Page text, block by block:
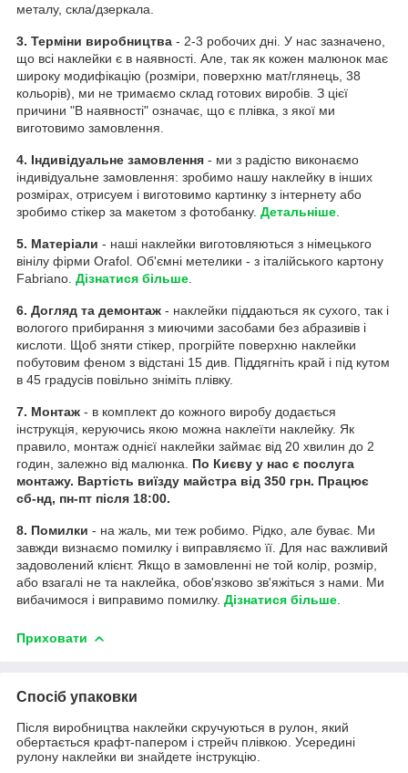
металу, скла/дзеркала.
3. Терміни виробництва - 2-3 робочих дні. У нас зазначено,
що всі наклейки є в наявності. Але, так як кожен малюнок має
широку модифікацію (розміри, поверхню мат/глянець, 38
кольорів), ми не тримаємо склад готових виробів. З цієї
причини "В наявності" означає, що є плівка, з якої ми
виготовимо замовлення.
4. Індивідуальне замовлення - ми з радістю виконаємо
індивідуальне замовлення: зробимо нашу наклейку в інших
розмірах, отрисуем і виготовимо картинку з інтернету або
зробимо стікер за макетом з фотобанку. Детальніше
5. Матеріали - наші наклейки виготовляються з німецького
вінілу фірми Orafol. Об'ємні метелики - з італійського картону
Fabriano. Дізнатися більше
6. Догляд та демонтаж - наклейки піддаються як сухого, так і
вологого прибирання з миючими засобами без абразивів і
кислоти. Щоб зняти стікер, прогрійте поверхню наклейки
побутовим феном з відстані 15 див. Піддягніть край і під кутом
в 45 градусів повільно зніміть плівку.
7. Монтаж - в комплект до кожного виробу додається
інструкція, керуючись якою можна наклеїти наклейку. Як
правило, монтаж однієї наклейки займає від 20 хвилин до 2
годин, залежно від малюнка. По Києву у нас є послуга
монтажу. Вартість виїзду майстра від 350 грн. Працює
сб-нд, пн-пт після 18:00.
8. Помилки - на жаль, ми теж робимо. Рідко, але буває. Ми
завжди визнаємо помилку і виправляємо її. Для нас важливий
задоволений клієнт. Якщо в замовленні не той колір, розмір,
або взагалі не та наклейка, обов'язково зв'яжіться з нами. Ми
вибачимося і виправимо помилку. Дізнатися більше
Приховати
Спосіб упаковки
Після виробництва наклейки скручуються в рулон, який
обертається крафт-папером і стрейч плівкою. Усередині
рулону наклейки ви знайдете інструкцію.